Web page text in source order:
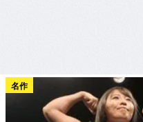
名作